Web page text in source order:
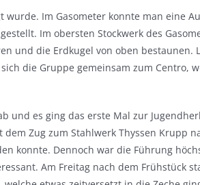
Im Gasometer konnte man eine
Im obersten Stockwerk des
und die Erdkugel von oben
die Gruppe gemeinsam zum Centro,
es ging das erste Mal zur
Zug zum Stahlwerk Thyssen Krupp
konnte. Dennoch war die Führung
Am Freitag nach dem Frühstück